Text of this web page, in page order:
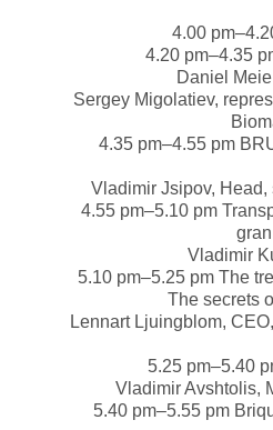
4.00
4.20 pm–4.35
Daniel
Sergey Migolatiev,
4.35 pm–4.55 pm
Vladimir Jsipov,
4.55 pm–5.10 pm
Vladimir
5.10 pm–5.25 pm The
The secrets
Lennart Ljuingblom,
5.25 pm–5.40
Vladimir Avshtolis,
5.40 pm–5.55 pm